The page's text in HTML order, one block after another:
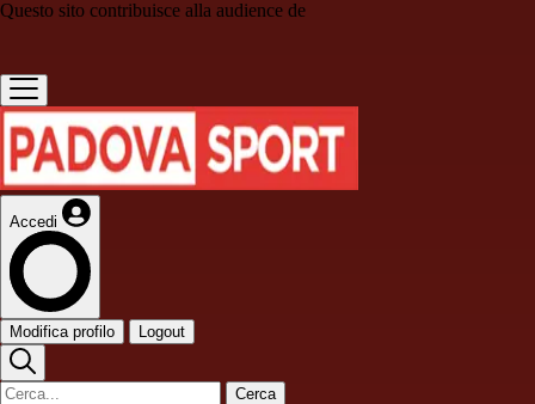
Questo sito contribuisce alla audience de
Accedi
Modifica profilo Logout
Cerca